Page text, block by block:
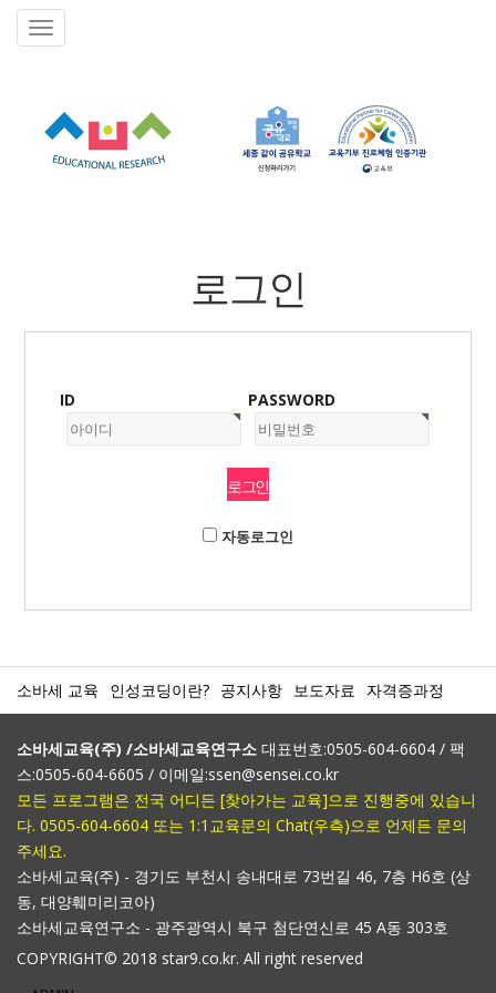
로그인
ID PASSWORD
자동로그인
소바세 교육 인성코딩이란? 공지사항 보도자료 자격증과정
소바세교육(주) /소바세교육연구소 대표번호:0505-604-6604 / 팩
스:0505-604-6605 / 이메일:ssen@sensei.co.kr
모든 프로그램은 전국 어디든 [찾아가는 교육]으로 진행중에 있습니
다. 0505-604-6604 또는 1:1교육문의 Chat(우측)으로 언제든 문의
주세요.
소바세교육(주) - 경기도 부천시 송내대로 73번길 46, 7층 H6호 (상
동, 대양훼미리코아)
소바세교육연구소 - 광주광역시 북구 첨단연신로 45 A동 303호
COPYRIGHT© 2018 star9.co.kr. All right reserved